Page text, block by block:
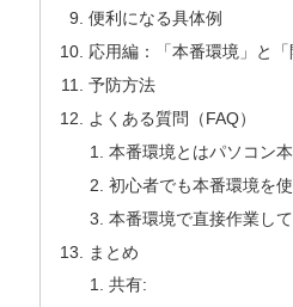
便利になる具体例
応用編：「本番環境」と
予防方法
よくある質問（FAQ）
本番環境とはパソコン
初心者でも本番環境を
本番環境で直接作業し
まとめ
共有: